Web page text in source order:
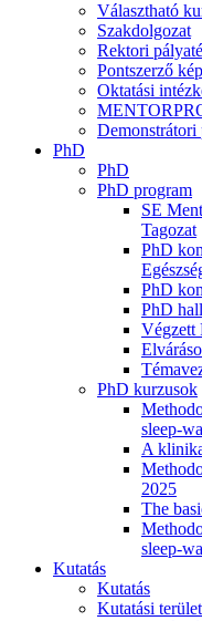
Választható
Szakdolgozat
Rektori
Pontszerző
Oktatási
Demonstrátori
PhD
PhD
PhD program
SE
Tagozat
PhD
PhD
PhD
Végzett
PhD kurzusok
sleep-
A
2025
The
sleep-
Kutatás
Kutatás
Kutatási